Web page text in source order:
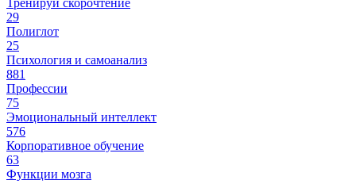
29
Полиглот
25
Психология и самоанализ
881
Профессии
75
Эмоциональный интеллект
576
Корпоративное обучение
63
Функции мозга